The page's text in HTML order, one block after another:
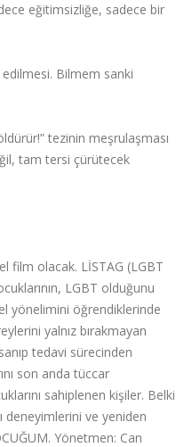
eğitimsizliğe, sadece bir
edilmesi. Bilmem sanki
tezinin meşrulaşması
tam tersi çürütecek
film olacak. LİSTAG (LGBT
LGBT olduğunu
yönelimini öğrendiklerinde
yalnız bırakmayan
tedavi sürecinden
son anda tüccar
sahiplenen kişiler. Belki
deneyimlerini ve yeniden
Yönetmen: Can